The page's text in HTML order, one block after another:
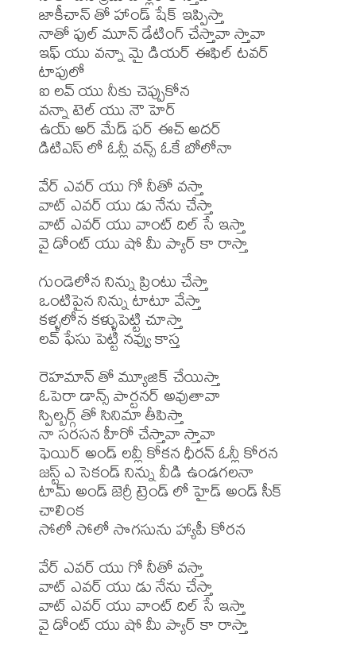
జాకీచాన్ తో హాండ్ షేక్ ఇప్పిస్తా
నాతో ఫుల్ మూన్ డేటింగ్ చేస్తావా స్తావా
ఇఫ్ యు వన్నా మై డియర్ ఈఫిల్ టవర్
టాపులో
ఐ లవ్ యు నీకు చెప్పుకోన
వన్నా టెల్ యు నౌ హెర్
ఉయ్ అర్ మేడ్ ఫర్ ఈచ్ అదర్
డిటిఎస్ లో ఓన్లీ వన్స్ ఓకే బోలోనా
వేర్ ఎవర్ యు గో నీతో వస్తా
వాట్ ఎవర్ యు డు నేను చేస్తా
వాట్ ఎవర్ యు వాంట్ దిల్ సే ఇస్తా
వై డోంట్ యు షో మీ ప్యార్ కా రాస్తా
గుండెలోన నిన్ను ప్రింటు చేస్తా
ఒంటిపైన నిన్ను టాటూ వేస్తా
కళ్ళలోన కళ్ళుపెట్టి చూస్తా
లవ్ ఫేసు పెట్టి నవ్వు కాస్త
రెహమాన్ తో మ్యూజిక్ చేయిస్తా
ఓపెరా డాన్స్ పార్టనర్ అవుతావా
స్పిల్బర్గ్ తో సినిమా తీపిస్తా
నా సరసన హీరో చేస్తావా స్తావా
ఫెయిర్ అండ్ లవ్లీ కోకన ధీరన్ ఓన్లీ కోరన
జస్ట్ ఎ సెకండ్ నిన్ను వీడి ఉండగలనా
టామ్ అండ్ జెర్రీ ట్రెండ్ లో హైడ్ అండ్ సీక్
చాలింక
సోలో సోలో సొగసును హ్యాపీ కోరన
వేర్ ఎవర్ యు గో నీతో వస్తా
వాట్ ఎవర్ యు డు నేను చేస్తా
వాట్ ఎవర్ యు వాంట్ దిల్ సే ఇస్తా
వై డోంట్ యు షో మీ ప్యార్ కా రాస్తా